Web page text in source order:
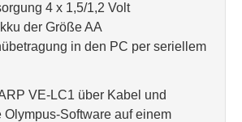
4 x 1,5/1,2 Volt
der Größe AA
in den PC per seriellem
VE-LC1 über Kabel und
Olympus-Software auf einem